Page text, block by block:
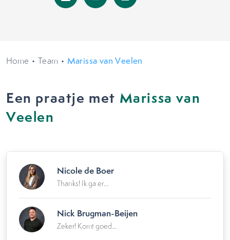
Home • Team • Marissa van Veelen
Een praatje met Marissa van
Veelen
Nicole de Boer
Thanks! Ik ga er...
Nick Brugman-Beijen
Zeker! Komt goed...